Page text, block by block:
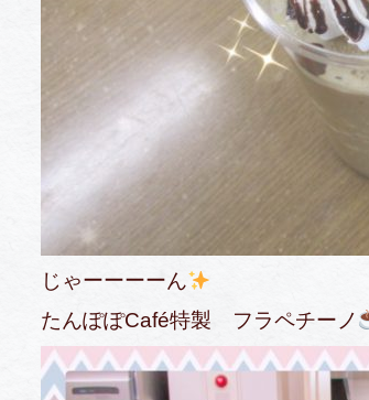
じゃーーーーん
たんぽぽCafé特製 フラペチーノ